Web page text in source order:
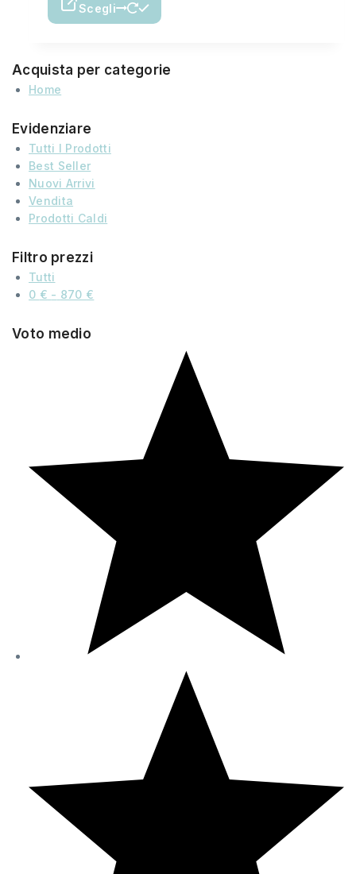
Scegli
Acquista per categorie
Home
Evidenziare
Tutti I Prodotti
Best Seller
Nuovi Arrivi
Vendita
Prodotti Caldi
Filtro prezzi
Tutti
0 € - 870 €
Voto medio